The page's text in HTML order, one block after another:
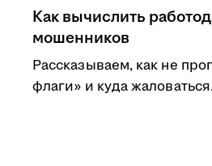
Как вычислить
мошенников
Рассказываем, как не
флаги» и куда